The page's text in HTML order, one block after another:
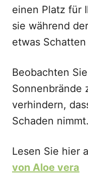
einen Platz für
sie während
etwas
Beobachten
Sonnenbrände
verhindern,
Schaden nimmt.
Lesen Sie hier
von Aloe vera